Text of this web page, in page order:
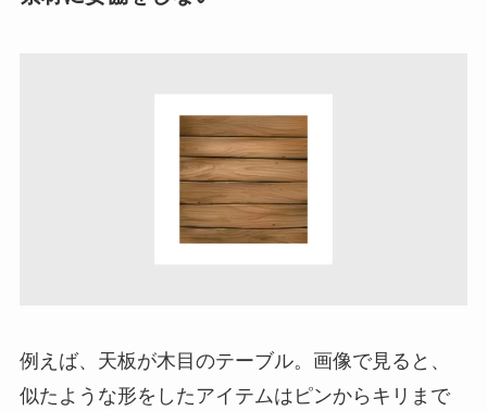
例えば、天板が木目のテーブル。画像で見ると、
似たような形をしたアイテムはピンからキリまで